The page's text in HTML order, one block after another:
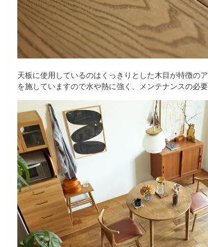
天板に使用しているのはくっきりとした木目が特徴の
を施していますので水や熱に強く、メンテナンスの必要